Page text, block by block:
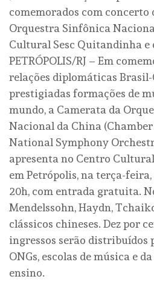
comemorados com concerto
Orquestra Sinfônica
Cultural Sesc Quitandinha
PETRÓPOLIS/RJ – Em
relações diplomáticas
prestigiadas formações de
mundo, a Camerata da
Nacional da China
National Symphony
apresenta no Centro
em Petrópolis, na terça-feira,
20h, com entrada gratuita.
Mendelssohn, Haydn,
clássicos chineses. Dez por
ingressos serão distribuídos
ONGs, escolas de música e
ensino.